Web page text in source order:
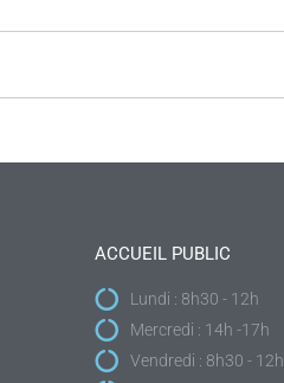
ACCUEIL PUBLIC
Lundi : 8h30 - 12h
Mercredi : 14h -17h
Vendredi : 8h30 - 12h